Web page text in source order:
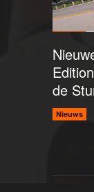
de
Nieuws